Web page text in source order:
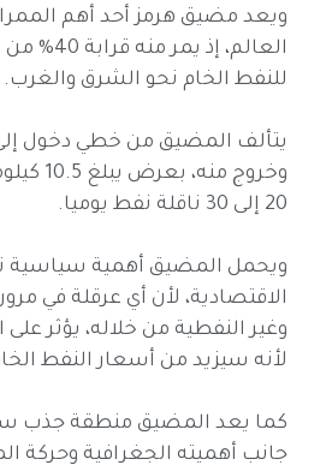
ويعد مضيق هرمز أحد أهم
العالم، إذ
للنفط الخام نحو الشرق والغرب.
يتألف المضيق من خطي دخول إلى
وخروج
20 إلى 30 ناقلة نفط يوميا.
ويحمل المضيق أهمية سياسية
الاقتصادية، لأن أي عرقلة في
وغير النفطية من خلاله، يؤثر على
لأنه سيزيد من أسعار النفط
كما يعد المضيق منطقة جذب
جانب أهميته الجغرافية وحركة